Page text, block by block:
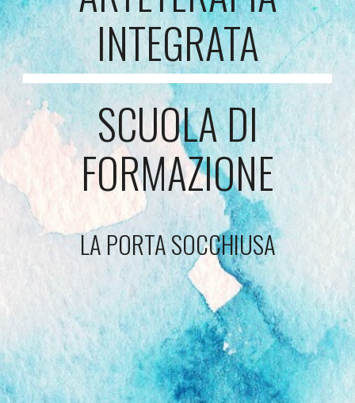
INTEGRATA
SCUOLA DI
FORMAZIONE
LA PORTA SOCCHIUSA